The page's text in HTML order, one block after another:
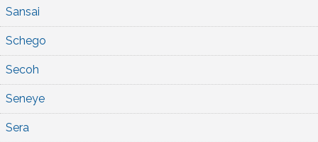
Sansai
Schego
Secoh
Seneye
Sera